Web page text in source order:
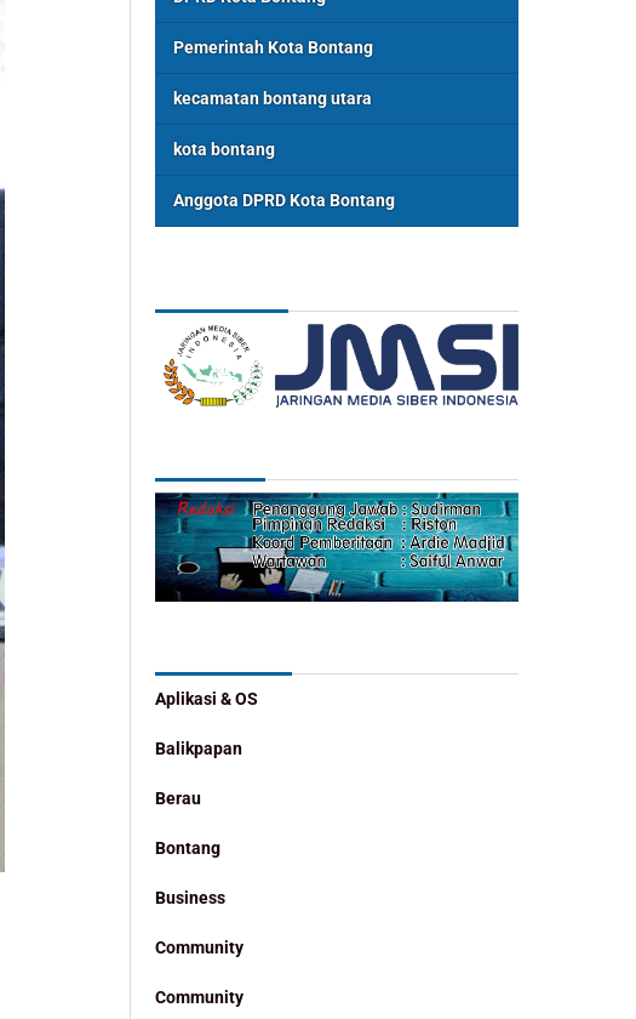
Pemerintah Kota Bontang
kecamatan bontang utara
kota bontang
Anggota DPRD Kota Bontang
Aplikasi & OS
Balikpapan
Berau
Bontang
Business
Community
Community